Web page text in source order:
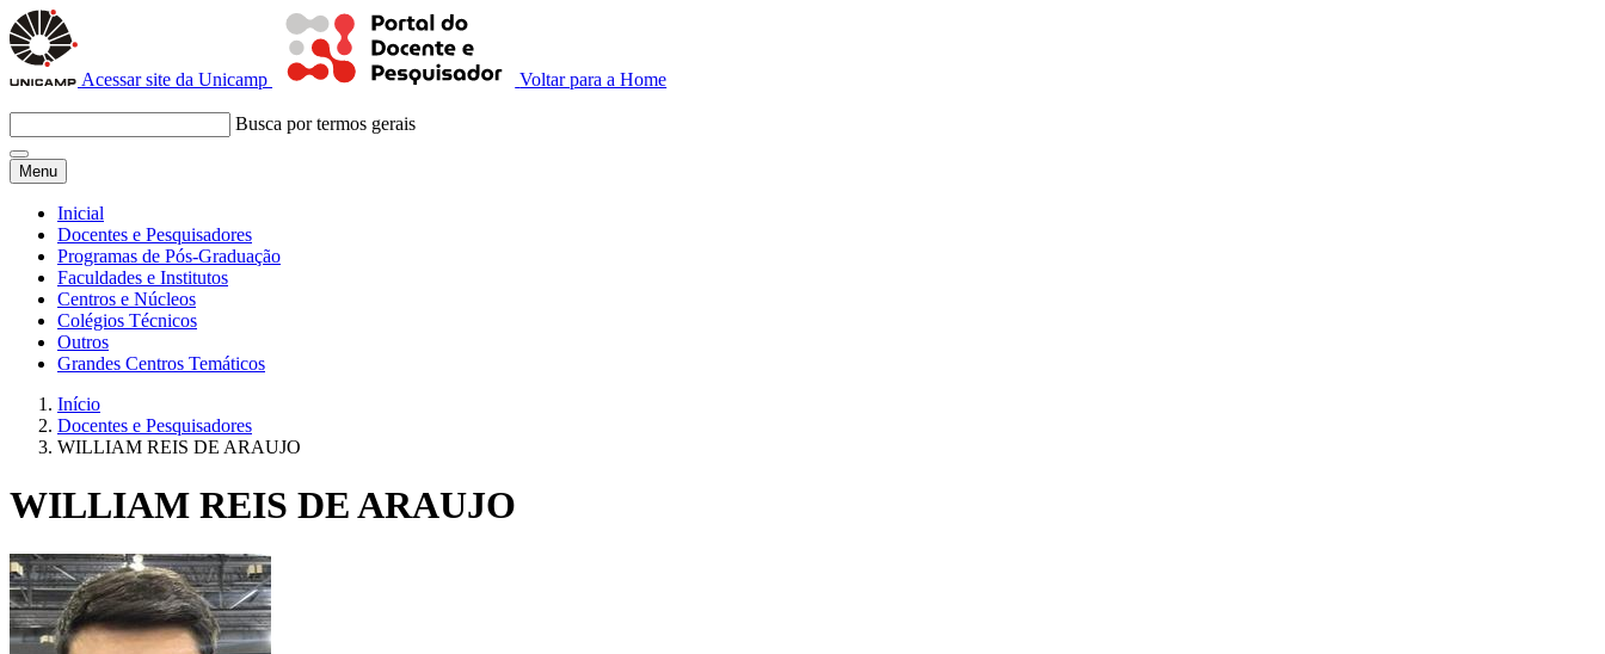
Acessar site da Unicamp Voltar para a Home
Busca por termos gerais
Menu
Inicial
Docentes e Pesquisadores
Programas de Pós-Graduação
Faculdades e Institutos
Centros e Núcleos
Colégios Técnicos
Outros
Grandes Centros Temáticos
Início
Docentes e Pesquisadores
WILLIAM REIS DE ARAUJO
WILLIAM REIS DE ARAUJO